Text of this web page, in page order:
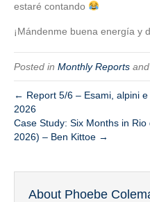
estaré contando
¡Mándenme buena energía y
Posted in Monthly Reports
← Report 5/6 – Esami, alpini
2026
Case Study: Six Months in
2026) – Ben Kittoe →
About Phoebe